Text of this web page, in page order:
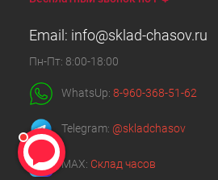
Email: info@sklad-chasov.ru
Пн-Пт: 8:00-18:00
WhatsUp: 8-960-368-51-62
Telegram: @skladchasov
MAX: Склад часов